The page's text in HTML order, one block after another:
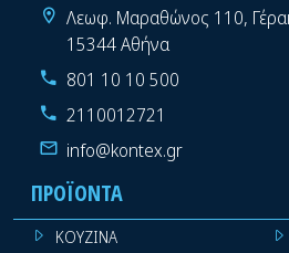
Λεωφ. Μαραθώνος 110,
15344 Αθήνα
801 10 10 500
2110012721
info@kontex.gr
ΠΡΟΪΌΝΤΑ
ΚΟΥΖΙΝΑ